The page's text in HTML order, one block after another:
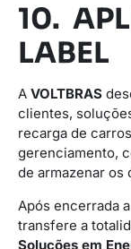
10.
LABEL
A VOLTBRAS
clientes,
recarga de
gerenciamento,
de armazenar os
Após encerrada
transfere a
Soluções em